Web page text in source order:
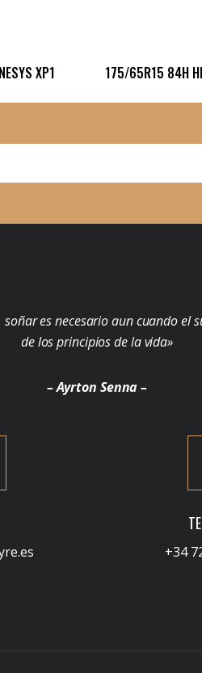
XP1 175/65R15 84H
es necesario aun cuando
de los principios de la vida»
– Ayrton Senna –
+34